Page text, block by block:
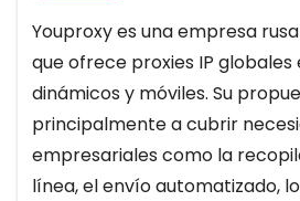
Youproxy es una empresa
que ofrece proxies IP globales
dinámicos y móviles. Su
principalmente a cubrir
empresariales como la
línea, el envío automatizado,